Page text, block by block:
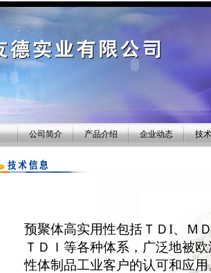
公司简介 产品介绍 企业动态 技
预聚体高实用性包括ＴＤI、Ｍ
ＴＤＩ等各种体系，广泛地被
性体制品工业客户的认可和应用